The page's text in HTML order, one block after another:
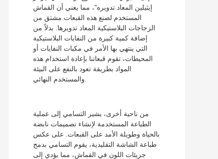
إيثيلين المعاد تدويره"، مما يعني أن القماش
المستخدم لصنع هذه القبعات مشتق من
الزجاجات البلاستيكية المعاد تدويرها. بدلاً من
إضافة كمية كبيرة من النفايات البلاستيكية
التي ينتهي بها الأمر في مكبات النفايات أو
المحيطات، تقوم قبعاتنا بإعادة استخدام هذه
المواد بطريقة تعود بالنفع على البيئة
من ناحية أخرى، يشير التسامي إلى عملية
الطباعة المستخدمة لإنشاء تصميمات نابضة
بالحياة وطويلة الأمد على القبعات. على عكس
طباعة الشاشة التقليدية، يقوم التسامي بدمج
جزيئات اللون في القماش، مما يؤدي إلى